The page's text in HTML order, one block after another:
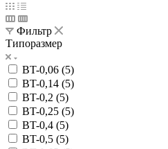
Фильтр
Типоразмер
BT-0,06 (5)
BT-0,14 (5)
BT-0,2 (5)
BT-0,25 (5)
BT-0,4 (5)
BT-0,5 (5)